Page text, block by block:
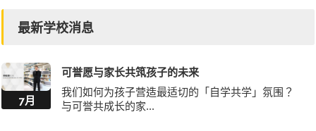
最新学校消息
7月
可誉愿与家长共筑孩子的未来
我们如何为孩子营造最适切的「自学共学」氛围？
与可誉共成长的家...